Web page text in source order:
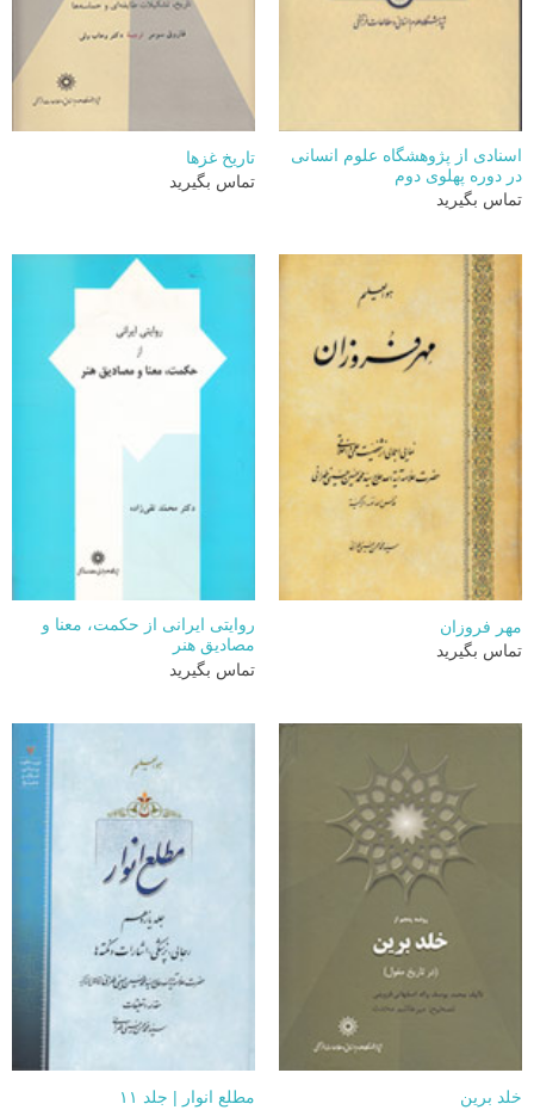
اسنادی از پژوهشگاه علوم انسانی
در دوره پهلوی دوم
تماس بگیرید
تاریخ غزها
تماس بگیرید
مهر فروزان
تماس بگیرید
روایتی ایرانی از حکمت، معنا و
مصادیق هنر
تماس بگیرید
خلد برین مطلع انوار | جلد ۱۱